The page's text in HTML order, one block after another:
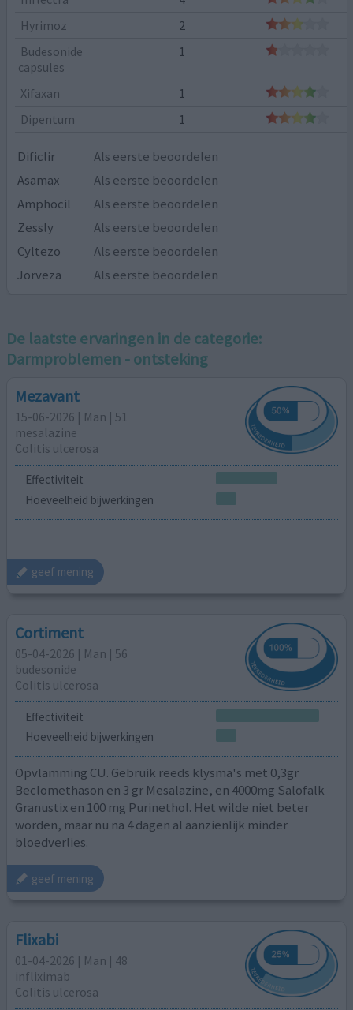
Hyrimoz
2
Budesonide
capsules
1
Xifaxan
1
Dipentum
1
Dificlir
Als eerste beoordelen
Asamax
Als eerste beoordelen
Amphocil
Als eerste beoordelen
Zessly
Als eerste beoordelen
Cyltezo
Als eerste beoordelen
Jorveza
Als eerste beoordelen
De laatste ervaringen in de categorie:
Darmproblemen - ontsteking
Mezavant
15-06-2026 | Man | 51
mesalazine
Colitis ulcerosa
Effectiviteit
Hoeveelheid bijwerkingen
geef mening
Cortiment
05-04-2026 | Man | 56
budesonide
Colitis ulcerosa
Effectiviteit
Hoeveelheid bijwerkingen
Opvlamming CU. Gebruik reeds klysma's met 0,3gr
Beclomethason en 3 gr Mesalazine, en 4000mg Salofalk
Granustix en 100 mg Purinethol. Het wilde niet beter
worden, maar nu na 4 dagen al aanzienlijk minder
bloedverlies.
geef mening
Flixabi
01-04-2026 | Man | 48
infliximab
Colitis ulcerosa